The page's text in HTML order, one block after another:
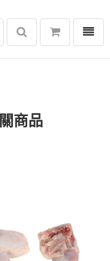
選單
商品